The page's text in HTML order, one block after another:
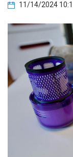
11/14/2024